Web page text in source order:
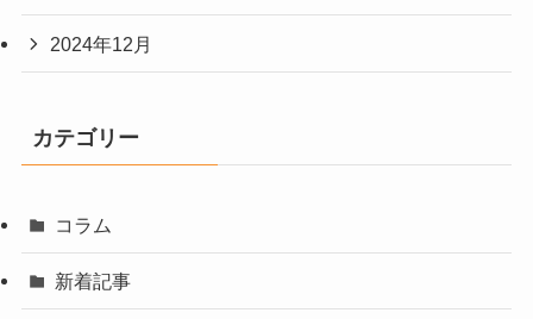
2024年12月
カテゴリー
コラム
新着記事